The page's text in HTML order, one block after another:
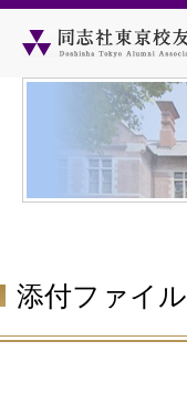
添付ファイル